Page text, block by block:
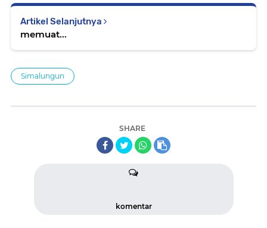
Artikel Selanjutnya
memuat...
Simalungun
SHARE
komentar